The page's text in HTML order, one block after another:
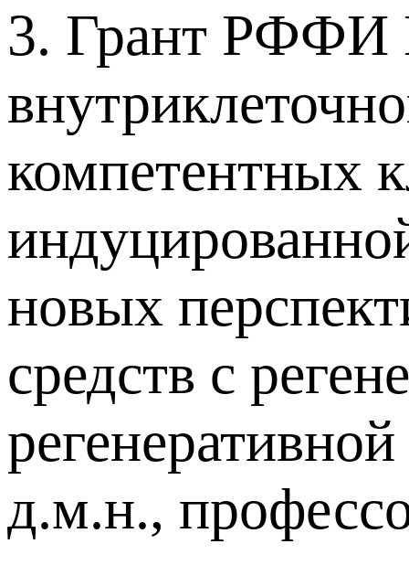
3. Грант РФФИ
компетентных
новых
средств с
д.м.н.,